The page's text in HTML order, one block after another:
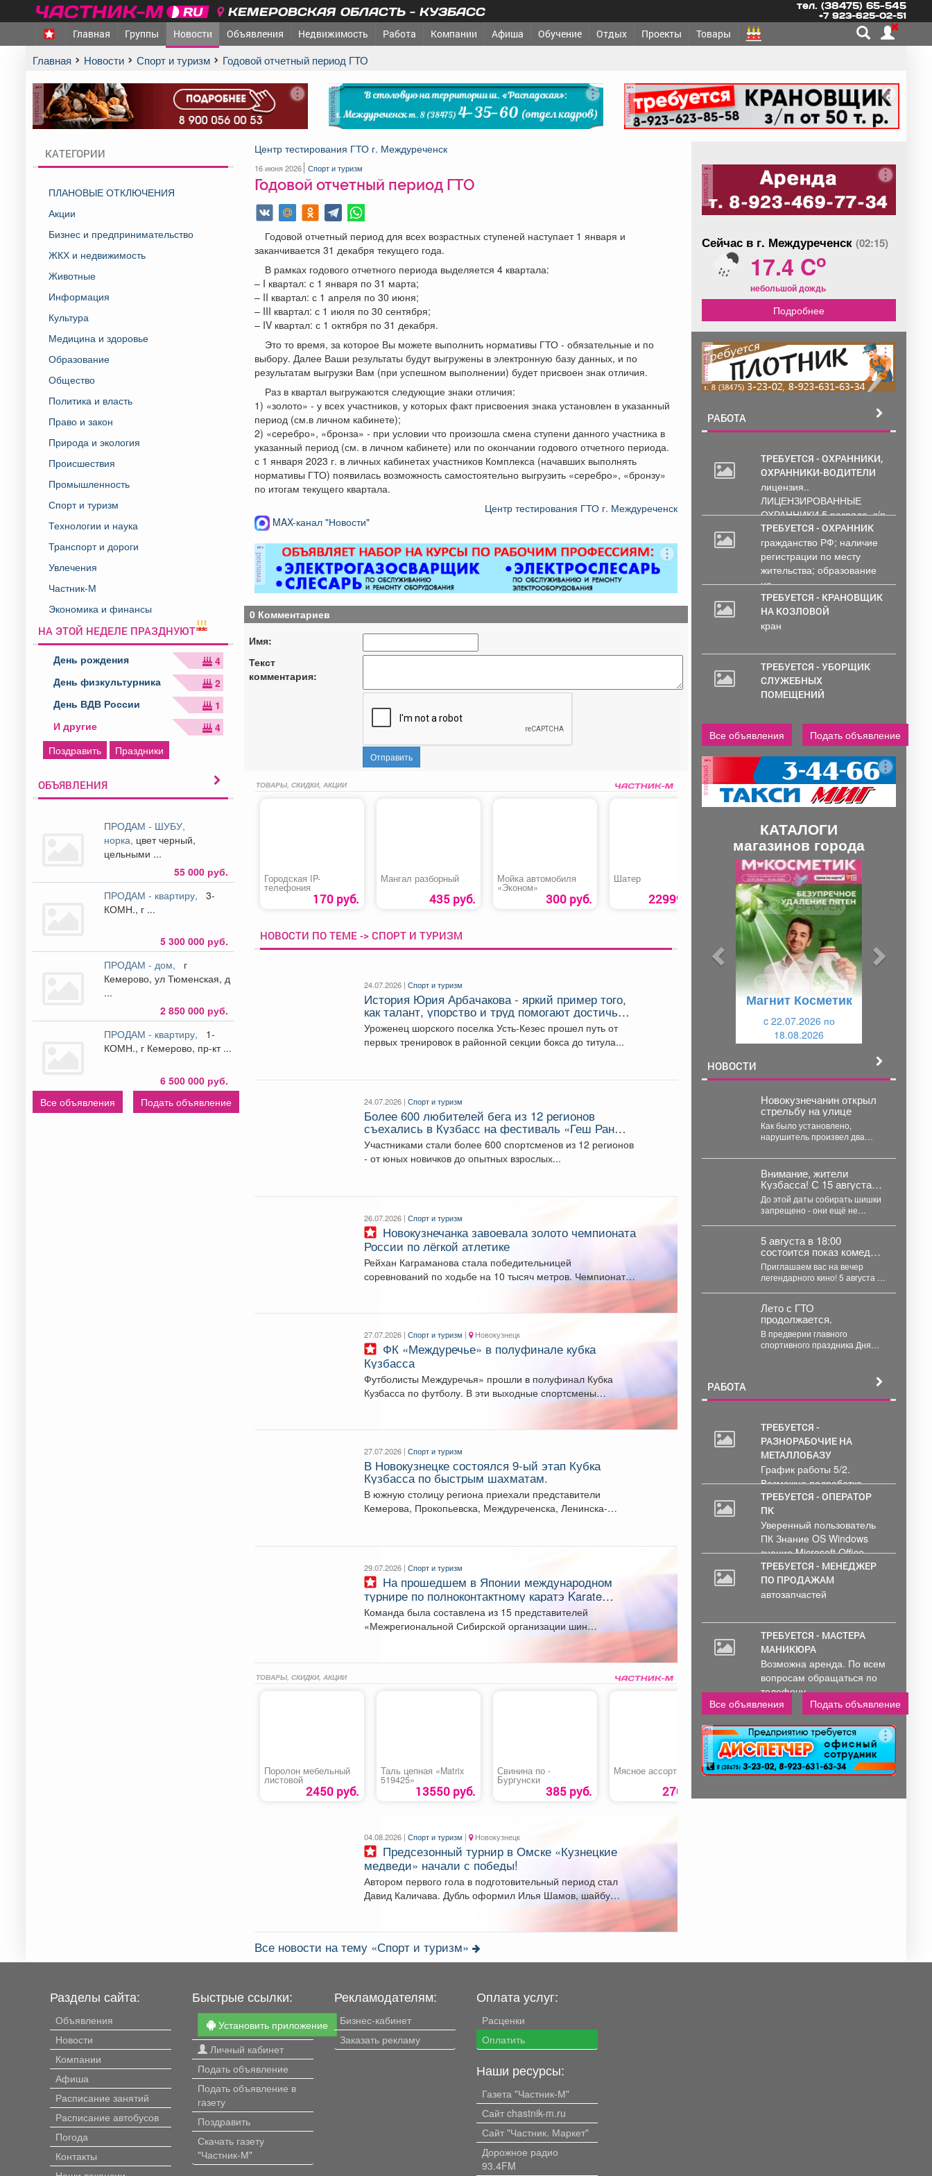
КЕМЕРОВСКАЯ ОБЛАСТЬ - КУЗБАСС тел. (38475) 65-545
+7 923-625-02-51
Главная Группы Новости Объявления Недвижимость Работа Компании Афиша Обучение Отдых Проекты Товары
Главная Новости Спорт и туризм Годовой отчетный период ГТО
реклама реклама реклама
КАТЕГОРИИ
ПЛАНОВЫЕ ОТКЛЮЧЕНИЯ
Акции
Бизнес и предпринимательство
ЖКХ и недвижимость
Животные
Информация
Культура
Медицина и здоровье
Образование
Общество
Политика и власть
Право и закон
Природа и экология
Происшествия
Промышленность
Спорт и туризм
Технологии и наука
Транспорт и дороги
Увлечения
Частник-М
Экономика и финансы
НА ЭТОЙ НЕДЕЛЕ ПРАЗДНУЮТ
День рождения
4
День физкультурника
2
День ВДВ России
1
И другие
4
Поздравить
Праздники
ОБЪЯВЛЕНИЯ
ПРОДАМ - ШУБУ,
норка, цвет черный,
цельными ...
55 000 руб.
ПРОДАМ - квартиру,
3-
КОМН., г ...
5 300 000 руб.
ПРОДАМ - дом,
г
Кемерово, ул Тюменская, д
...
2 850 000 руб.
ПРОДАМ - квартиру,
1-
КОМН., г Кемерово, пр-кт ...
6 500 000 руб.
Все объявления
Подать объявление
Центр тестирования ГТО г. Междуреченск
16 июня 2026 Спорт и туризм
Годовой отчетный период ГТО
Годовой отчетный период для всех возрастных ступеней наступает 1 января и
заканчивается 31 декабря текущего года.
В рамках годового отчетного периода выделяется 4 квартала:
– I квартал: с 1 января по 31 марта;
– II квартал: с 1 апреля по 30 июня;
– III квартал: с 1 июля по 30 сентября;
– IV квартал: с 1 октября по 31 декабря.
Это то время, за которое Вы можете выполнить нормативы ГТО - обязательные и по
выбору. Далее Ваши результаты будут выгружены в электронную базу данных, и по
результатам выгрузки Вам (при успешном выполнении) будет присвоен знак отличия.
Раз в квартал выгружаются следующие знаки отличия:
1) «золото» - у всех участников, у которых факт присвоения знака установлен в указанный
период (см.в личном кабинете);
2) «серебро», «бронза» - при условии что произошла смена ступени данного участника в
указанный период (см. в личном кабинете) или по окончании годового отчетного периода.
с 1 января 2023 г. в личных кабинетах участников Комплекса (начавших выполнять
нормативы ГТО) появилась возможность самостоятельно выгрузить «серебро», «бронзу»
по итогам текущего квартала.
Центр тестирования ГТО г. Междуреченск
MAX-канал "Новости"
реклама
0 Комментариев
Имя:
Текст
комментария:
Отправить
ТОВАРЫ, СКИДКИ, АКЦИИ
Городская IP-
телефония
170 руб.
Мангал разборный
435 руб.
Мойка автомобиля
«Эконом»
300 руб.
Шатер
22999 руб.
Колорирование
800 руб.
Влажная уборка
салона автомобиля
НОВОСТИ ПО ТЕМЕ -> СПОРТ И ТУРИЗМ
24.07.2026 |Спорт и туризм
История Юрия Арбачакова - яркий пример того,
как талант, упорство и труд помогают достичь
мировых спортивных вершин.
Уроженец шорского поселка Усть-Кезес прошел путь от
первых тренировок в районной секции бокса до титула...
24.07.2026 |Спорт и туризм
Более 600 любителей бега из 12 регионов
съехались в Кузбасс на фестиваль «Геш Ран
Фест»
Участниками стали более 600 спортсменов из 12 регионов
- от юных новичков до опытных взрослых...
26.07.2026 |Спорт и туризм
России по лёгкой атлетике
Рейхан Каграманова стала победительницей
соревнований по ходьбе на 10 тысяч метров. Чемпионат
27.07.2026 |Спорт и туризм | Новокузнецк
Кузбасса
Футболисты Междуречья» прошли в полуфинал Кубка
Кузбасса по футболу. В эти выходные спортсмены
27.07.2026 |Спорт и туризм
В Новокузнецке состоялся 9-ый этап Кубка
Кузбасса по быстрым шахматам.
В южную столицу региона приехали представители
Кемерова, Прокопьевска, Междуреченска, Ленинска-
29.07.2026 |Спорт и туризм
турнире по полноконтактному каратэ Karate
Dream Festival кузбасские спортсмены завоевали
5 медалей.
Команда была составлена из 15 представителей
«Межрегиональной Сибирской организации шин
киокушинкай каратэ-до». Лучшего результата добилась...
ТОВАРЫ, СКИДКИ, АКЦИИ
Поролон мебельный
листовой
2450 руб.
Таль цепная «Matrix
519425»
13550 руб.
Свинина по -
Бургунски
385 руб.
Мясное ассорти
270 руб.
Поролон мебельный Поролон мебельный
листовой
04.08.2026 |Спорт и туризм | Новокузнецк
медведи» начали с победы!
Автором первого гола в подготовительный период стал
Давид Каличава. Дубль оформил Илья Шамов, шайбу
Все новости на тему «Спорт и туризм»
реклама
Сейчас в г. Междуреченск (02:15)
17.4 Co
небольшой дождь
Подробнее
реклама
РАБОТА
ТРЕБУЕТСЯ - ОХРАННИКИ,
ОХРАННИКИ-ВОДИТЕЛИ
лицензия..
ЛИЦЕНЗИРОВАННЫЕ
ОХРАННИКИ 5 разряда, з/п
от 33000 руб. 6...
ТРЕБУЕТСЯ - ОХРАННИК
гражданство РФ; наличие
регистрации по месту
жительства; образование
не...
ТРЕБУЕТСЯ - КРАНОВЩИК
НА КОЗЛОВОЙ
кран
ТРЕБУЕТСЯ - УБОРЩИК
СЛУЖЕБНЫХ
ПОМЕЩЕНИЙ
Все объявления Подать объявление
реклама
КАТАЛОГИ
магазинов города
Магнит Косметик
c 22.07.2026 по
18.08.2026
НОВОСТИ
Новокузнечанин открыл
стрельбу на улице
Как было установлено,
нарушитель произвел два
пистолета во дворе дома на
ул....
Внимание, жители
Кузбасса! С 15 августа
стартует сезон сбора
кедрового ореха.
До этой даты собирать шишки
запрещено - они ещё не
5 августа в 18:00
состоится показ комедии
Леонида Гайдая
«Операция „Ы“, и другие
приключения Шурика»
(1965).
Приглашаем вас на вечер
легендарного кино! 5 августа в
Лето с ГТО
продолжается.
В предверии главного
спортивного праздника Дня
РАБОТА
ТРЕБУЕТСЯ -
РАЗНОРАБОЧИЕ НА
МЕТАЛЛОБАЗУ
График работы 5/2.
Возможна подработка..
ТРЕБУЕТСЯ - ОПЕРАТОР
ПК
Уверенный пользователь
ПК Знание OS Windows
знание Microsoft Office .
Обработка и...
ТРЕБУЕТСЯ - МЕНЕДЖЕР
ПО ПРОДАЖАМ
автозапчастей
ТРЕБУЕТСЯ - МАСТЕРА
МАНИКЮРА
Возможна аренда. По всем
вопросам обращаться по
телефону..
Все объявления
Подать объявление
реклама
Разделы сайта:
Объявления
Новости
Компании
Афиша
Расписание занятий
Расписание автобусов
Погода
Контакты
Быстрые ссылки:
Установить приложение
Личный кабинет
Подать объявление
Подать объявление в
газету
Поздравить
Скачать газету
"Частник-М"
Рекламодателям:
Бизнес-кабинет
Заказать рекламу
Оплата услуг:
Расценки
Оплатить
Наши ресурсы:
Газета "Частник-М"
Сайт chastnik-m.ru
Сайт "Частник. Маркет"
Дорожное радио
93.4FM